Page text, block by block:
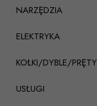
NARZĘDZIA
ELEKTRYKA
KOŁKI/DYBLE/PRĘTY
USŁUGI